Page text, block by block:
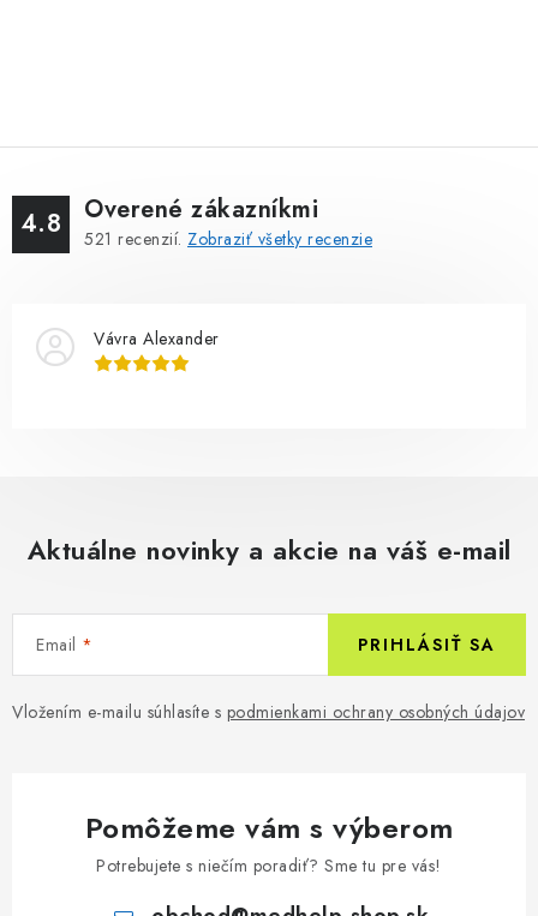
4.8 Overené zákazníkmi
521 recenzií. Zobraziť všetky recenzie
Vávra Alexander
Aktuálne novinky a akcie na váš e-mail
Email
Vložením e-mailu súhlasíte s podmienkami ochrany osobných údajov
PRIHLÁSIŤ SA
Pomôžeme vám s výberom
Potrebujete s niečím poradiť? Sme tu pre vás!